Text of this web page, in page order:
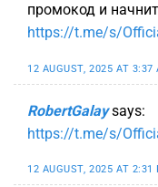
промокод и
https://t.me/s/
12 AUGUST, 2025 AT 3:37
RobertGalay says:
https://t.me/s/
12 AUGUST, 2025 AT 2:31